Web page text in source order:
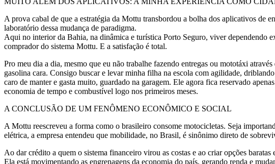
A prova cabal de que a estratégia da Mottu transbordou a bolha dos aplicativos de
laboratório dessa mudança de paradigma.
Aqui no interior da Bahia, na dinâmica e turística Porto Seguro, viver dependendo
comprador do sistema Mottu. E a satisfação é total.
Pro meu dia a dia, mesmo que eu não trabalhe fazendo entregas ou mototáxi
gasolina cara. Consigo buscar e levar minha filha na escola com agilidade,
caro de manter e gasta muito, guardado na garagem. Ele agora fica reservado
economia de tempo e combustível logo nos primeiros meses.
A CONCLUSÃO DE UM FENÔMENO ECONÔMICO E SOCIAL
A Mottu reescreveu a forma como o brasileiro consome motocicletas. Seja
elétrica, a empresa entendeu que mobilidade, no Brasil, é sinônimo direto de
Ao dar crédito a quem o sistema financeiro virou as costas e ao criar opções
Ela está movimentando as engrenagens da economia do país, gerando renda e